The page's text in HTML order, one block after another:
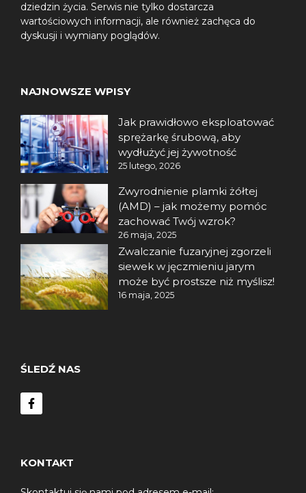
dziedzin życia. Serwis nie tylko dostarcza
wartościowych informacji, ale również zachęca do
dyskusji i wymiany poglądów.
NAJNOWSZE WPISY
Jak prawidłowo eksploatować
sprężarkę śrubową, aby
wydłużyć jej żywotność
25 lutego, 2026
Zwyrodnienie plamki żółtej
(AMD) – jak możemy pomóc
zachować Twój wzrok?
26 maja, 2025
Zwalczanie fuzaryjnej zgorzeli
siewek w jęczmieniu jarym
może być prostsze niż myślisz!
16 maja, 2025
ŚLEDŹ NAS
KONTAKT